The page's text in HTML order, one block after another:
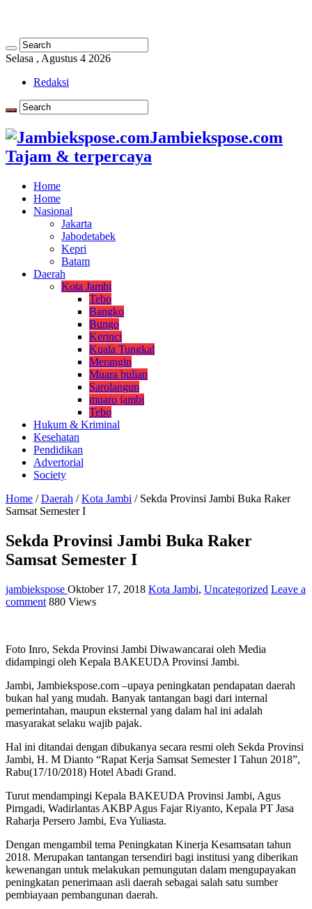
Selasa , Agustus 4 2026
Redaksi
Jambiekspose.com
Tajam & terpercaya
Home
Home
Nasional
Jakarta
Jabodetabek
Kepri
Batam
Daerah
Kota Jambi
Tebo
Bangko
Bungo
Kerinci
Kuala Tungkal
Merangin
Muara bulian
Sarolangun
muaro jambi
Tebo
Hukum & Kriminal
Kesehatan
Pendidikan
Advertorial
Society
Home / Daerah / Kota Jambi / Sekda Provinsi Jambi Buka Raker
Samsat Semester I
Sekda Provinsi Jambi Buka Raker
Samsat Semester I
jambiekspose Oktober 17, 2018 Kota Jambi, Uncategorized Leave a
comment 880 Views
Foto Inro, Sekda Provinsi Jambi Diwawancarai oleh Media
didampingi oleh Kepala BAKEUDA Provinsi Jambi.
Jambi, Jambiekspose.com –upaya peningkatan pendapatan daerah
bukan hal yang mudah. Banyak tantangan bagi dari internal
pemerintahan, maupun eksternal yang dalam hal ini adalah
masyarakat selaku wajib pajak.
Hal ini ditandai dengan dibukanya secara resmi oleh Sekda Provinsi
Jambi, H. M Dianto “Rapat Kerja Samsat Semester I Tahun 2018”,
Rabu(17/10/2018) Hotel Abadi Grand.
Turut mendampingi Kepala BAKEUDA Provinsi Jambi, Agus
Pirngadi, Wadirlantas AKBP Agus Fajar Riyanto, Kepala PT Jasa
Raharja Persero Jambi, Eva Yuliasta.
Dengan mengambil tema Peningkatan Kinerja Kesamsatan tahun
2018. Merupakan tantangan tersendiri bagi institusi yang diberikan
kewenangan untuk melakukan pemungutan dalam mengupayakan
peningkatan penerimaan asli daerah sebagai salah satu sumber
pembiayaan pembangunan daerah.